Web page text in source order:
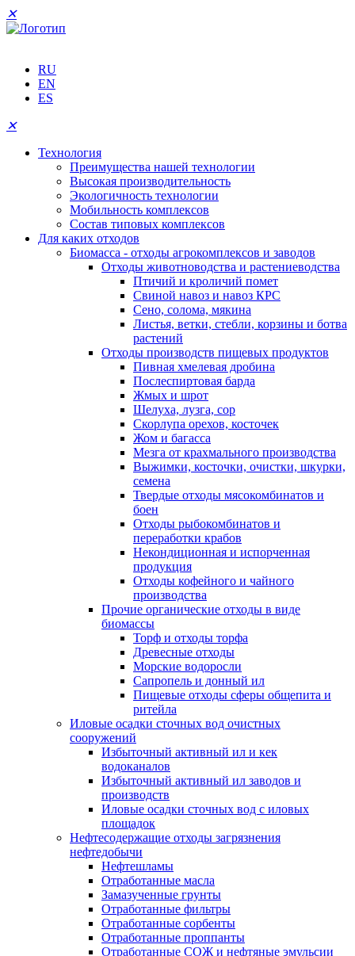
✕
RU
EN
ES
✕
Технология
Преимущества нашей технологии
Высокая производительность
Экологичность технологии
Мобильность комплексов
Состав типовых комплексов
Для каких отходов
Биомасса - отходы агрокомплексов и заводов
Отходы животноводства и растениеводства
Птичий и кроличий помет
Свиной навоз и навоз КРС
Сено, солома, мякина
Листья, ветки, стебли, корзины и ботва
растений
Отходы производств пищевых продуктов
Пивная хмелевая дробина
Послеспиртовая барда
Жмых и шрот
Шелуха, лузга, сор
Скорлупа орехов, косточек
Жом и багасса
Мезга от крахмального производства
Выжимки, косточки, очистки, шкурки,
семена
Твердые отходы мясокомбинатов и
боен
Отходы рыбокомбинатов и
переработки крабов
Некондиционная и испорченная
продукция
Отходы кофейного и чайного
производства
Прочие органические отходы в виде
биомассы
Торф и отходы торфа
Древесные отходы
Морские водоросли
Сапропель и донный ил
Пищевые отходы сферы общепита и
ритейла
Иловые осадки сточных вод очистных
сооружений
Избыточный активный ил и кек
водоканалов
Избыточный активный ил заводов и
производств
Иловые осадки сточных вод с иловых
площадок
Нефтесодержащие отходы загрязнения
нефтедобычи
Нефтешламы
Отработанные масла
Замазученные грунты
Отработанные фильтры
Отработанные сорбенты
Отработанные проппанты
Отработанные СОЖ и нефтяные эмульсии